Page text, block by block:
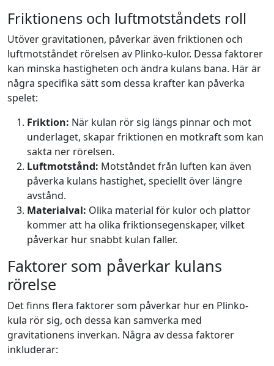
Friktionens och luftmotståndets roll
Utöver gravitationen, påverkar även friktionen och
luftmotståndet rörelsen av Plinko-kulor. Dessa faktorer
kan minska hastigheten och ändra kulans bana. Här är
några specifika sätt som dessa krafter kan påverka
spelet:
Friktion: När kulan rör sig längs pinnar och mot
underlaget, skapar friktionen en motkraft som kan
sakta ner rörelsen.
Luftmotstånd: Motståndet från luften kan även
påverka kulans hastighet, speciellt över längre
avstånd.
Materialval: Olika material för kulor och plattor
kommer att ha olika friktionsegenskaper, vilket
påverkar hur snabbt kulan faller.
Faktorer som påverkar kulans
rörelse
Det finns flera faktorer som påverkar hur en Plinko-
kula rör sig, och dessa kan samverka med
gravitationens inverkan. Några av dessa faktorer
inkluderar: